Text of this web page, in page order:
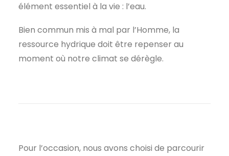
élément essentiel à la vie : l’eau.
Bien commun mis à mal par l’Homme, la
ressource hydrique doit être repenser au
moment où notre climat se dérègle.
Pour l’occasion, nous avons choisi de parcourir